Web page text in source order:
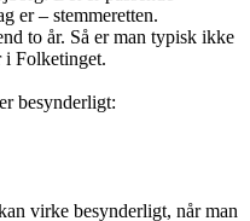
er – stemmeretten.
to år. Så er man typisk ikke
i Folketinget.
besynderligt:
virke besynderligt, når man